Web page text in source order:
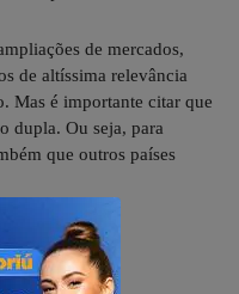
de mercados,
de altíssima relevância
Mas é importante citar que
dupla. Ou seja, para
que outros países